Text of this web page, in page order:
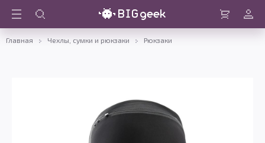
Войти
Главная Чехлы, сумки и рюкзаки Рюкзаки